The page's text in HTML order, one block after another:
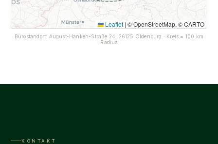
Leaflet | © OpenStreetMap, © CARTO
Bürostandort: August-Hanken-Straße 24, 26125 Oldenburg · Kreis = 100 km
Radius
KONTAKT